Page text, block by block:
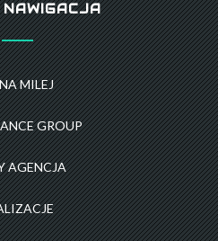
MILEJ
GROUP
AGENCJA